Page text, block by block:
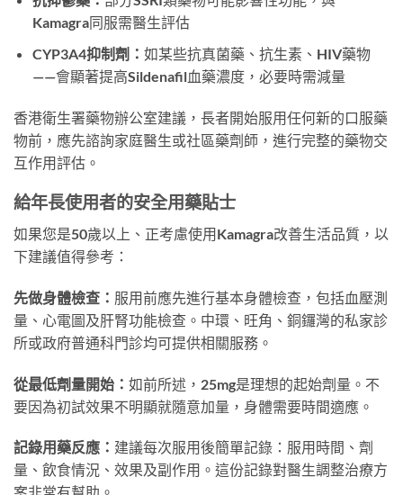
Kamagra同服需醫生評估
CYP3A4抑制劑： 如某些抗真菌藥、抗生素、HIV藥物
——會顯著提高Sildenafil血藥濃度，必要時需減量
香港衛生署藥物辦公室建議，長者開始服用任何新的口服藥
物前，應先諮詢家庭醫生或社區藥劑師，進行完整的藥物交
互作用評估。
給年長使用者的安全用藥貼士
如果您是50歲以上、正考慮使用Kamagra改善生活品質，以
下建議值得參考：
先做身體檢查： 服用前應先進行基本身體檢查，包括血壓測
量、心電圖及肝腎功能檢查。中環、旺角、銅鑼灣的私家診
所或政府普通科門診均可提供相關服務。
從最低劑量開始： 如前所述，25mg是理想的起始劑量。不
要因為初試效果不明顯就隨意加量，身體需要時間適應。
記錄用藥反應： 建議每次服用後簡單記錄：服用時間、劑
量、飲食情況、效果及副作用。這份記錄對醫生調整治療方